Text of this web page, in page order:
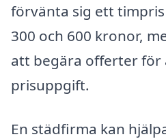
förvänta sig ett
300 och 600 kronor,
att begära offerter för
prisuppgift.
En städfirma kan